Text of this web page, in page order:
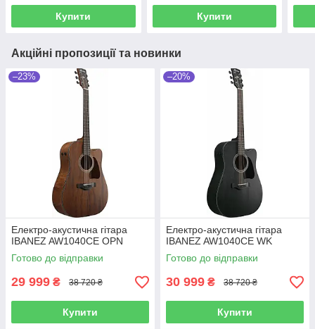
Купити Купити
Акційні пропозиції та новинки
–23%
Електро-акустична гітара
IBANEZ AW1040CE OPN
Готово до відправки
29 999 ₴ 38 720 ₴
Купити
–20%
Електро-акустична гітара
IBANEZ AW1040CE WK
Готово до відправки
30 999 ₴ 38 720 ₴
Купити